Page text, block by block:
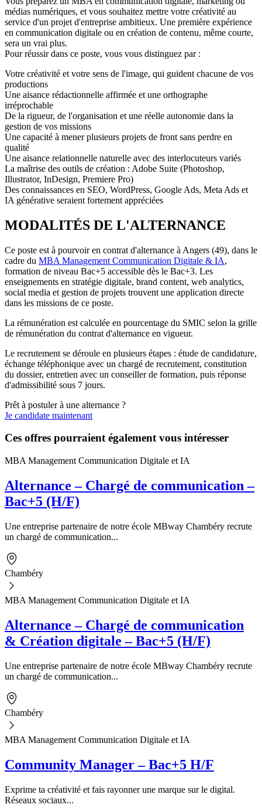
médias numériques, et vous souhaitez mettre votre créativité au
service d'un projet d'entreprise ambitieux. Une première expérience
en communication digitale ou en création de contenu, même courte,
sera un vrai plus.
Pour réussir dans ce poste, vous vous distinguez par :
Votre créativité et votre sens de l'image, qui guident chacune de vos
productions
Une aisance rédactionnelle affirmée et une orthographe
irréprochable
De la rigueur, de l'organisation et une réelle autonomie dans la
gestion de vos missions
Une capacité à mener plusieurs projets de front sans perdre en
qualité
Une aisance relationnelle naturelle avec des interlocuteurs variés
La maîtrise des outils de création : Adobe Suite (Photoshop,
Illustrator, InDesign, Premiere Pro)
Des connaissances en SEO, WordPress, Google Ads, Meta Ads et
IA générative seraient fortement appréciées
MODALITÉS DE L'ALTERNANCE
Ce poste est à pourvoir en contrat d'alternance à Angers (49), dans le
cadre du MBA Management Communication Digitale & IA,
formation de niveau Bac+5 accessible dès le Bac+3. Les
enseignements en stratégie digitale, brand content, web analytics,
social media et gestion de projets trouvent une application directe
dans les missions de ce poste.
La rémunération est calculée en pourcentage du SMIC selon la grille
de rémunération du contrat d'alternance en vigueur.
Le recrutement se déroule en plusieurs étapes : étude de candidature,
échange téléphonique avec un chargé de recrutement, constitution
du dossier, entretien avec un conseiller de formation, puis réponse
d'admissibilité sous 7 jours.
Prêt à postuler à une alternance ?
Je candidate maintenant
Ces offres pourraient également vous intéresser
MBA Management Communication Digitale et IA
Alternance – Chargé de communication –
Bac+5 (H/F)
Une entreprise partenaire de notre école MBway Chambéry recrute
un chargé de communication...
Chambéry
MBA Management Communication Digitale et IA
Alternance – Chargé de communication
& Création digitale – Bac+5 (H/F)
Une entreprise partenaire de notre école MBway Chambéry recrute
un chargé de communication...
Chambéry
MBA Management Communication Digitale et IA
Community Manager – Bac+5 H/F
Exprime ta créativité et fais rayonner une marque sur le digital.
Réseaux sociaux...